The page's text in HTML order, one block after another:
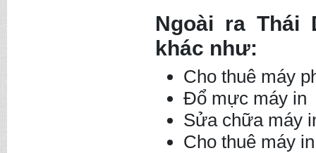
Ngoài ra Thái
khác như:
Cho thuê máy
Đổ mực máy in
Sửa chữa máy
Cho thuê máy